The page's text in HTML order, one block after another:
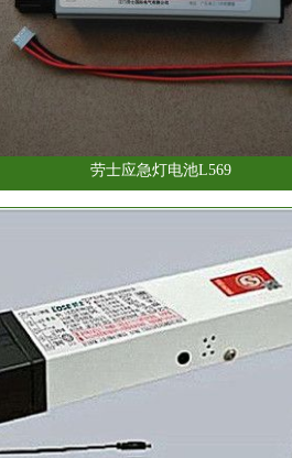
劳士应急灯电池L569